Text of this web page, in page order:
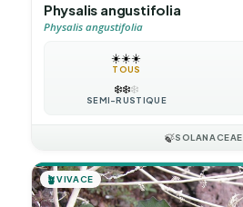
Physalis angustifolia
Physalis angustifolia
☀️☀️☀️
TOUS
❄️❄️❄️
SEMI-RUSTIQUE
🍃SOLANACEAE
🪴VIVACE